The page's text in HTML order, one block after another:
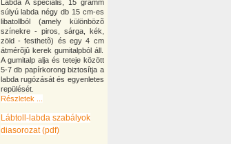
Labda A speciális, 15 gramm
súlyú labda négy db 15 cm-es
libatollból (amely különbözõ
színekre - piros, sárga, kék,
zöld - festhetõ) és egy 4 cm
átmérõjû kerek gumitalpból áll.
A gumitalp alja és teteje között
5-7 db papírkorong biztosítja a
labda rugózását és egyenletes
repülését.
Részletek ...
Lábtoll-labda szabályok
diasorozat (pdf)